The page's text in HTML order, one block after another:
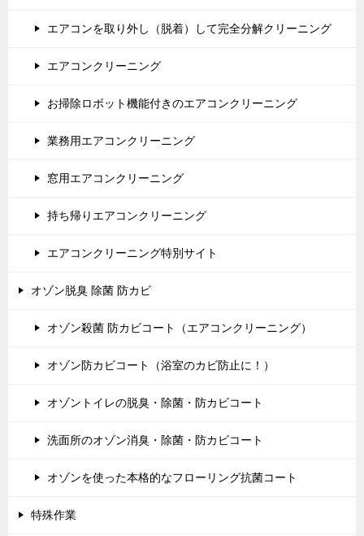
エアコンを取り外し（脱着）して完全分解クリーニング
エアコンクリーニング
お掃除ロボット機能付きのエアコンクリーニング
業務用エアコンクリーニング
窓用エアコンクリーニング
持ち帰りエアコンクリーニング
エアコンクリーニング特別サイト
オゾン脱臭 除菌 防カビ
オゾン殺菌 防カビコート（エアコンクリーニング）
オゾン防カビコート（浴室のカビ防止に！）
オゾントイレの脱臭・除菌・防カビコート
洗面所のオゾン消臭・除菌・防カビコート
オゾンを使った本格的なフローリング抗菌コート
特殊作業